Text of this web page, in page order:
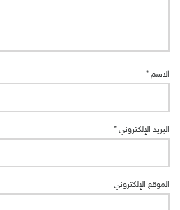
الاسم *
البريد الإلكتروني *
الموقع الإلكتروني